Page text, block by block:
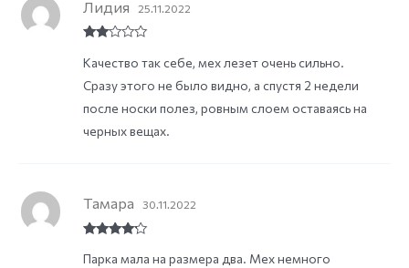
d2
of 5
Лидия 25.11.2022
Качество так себе, мех лезет очень сильно.
Сразу этого не было видно, а спустя 2 недели
после носки полез, ровным слоем оставаясь на
черных вещах.
out of 5
Тамара 30.11.2022
Парка мала на размера два. Мех немного